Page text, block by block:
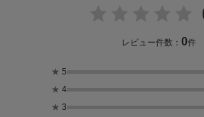
レビュー件数：0件
★ 5
★ 4
★ 3